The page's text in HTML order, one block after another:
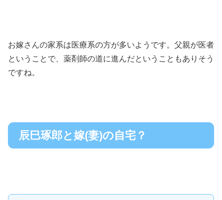
お嫁さんの家系は医療系の方が多いようです。父親が医者
ということで、薬剤師の道に進んだということもありそう
ですね。
辰巳琢郎と嫁(妻)の自宅？